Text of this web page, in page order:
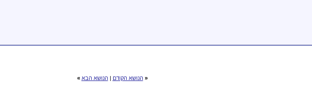
« הנושא הקודם | הנושא הבא »